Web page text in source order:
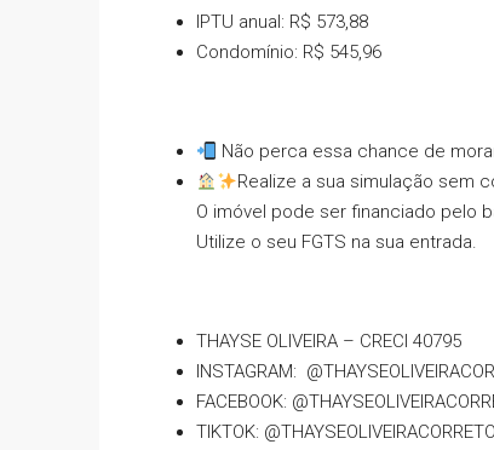
IPTU anual: R$ 573,88
Condomínio: R$ 545,96
Não perca essa chance de
Realize a sua simulação sem
O imóvel pode ser financiado pelo
Utilize o seu FGTS na sua entrada.
THAYSE OLIVEIRA – CRECI 40795
INSTAGRAM:
FACEBOOK:
TIKTOK: